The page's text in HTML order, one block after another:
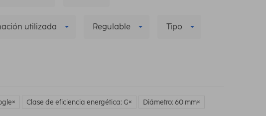
utilizada Regulable Tipo
Clase de eficiencia energética: G Diámetro: 60 mm